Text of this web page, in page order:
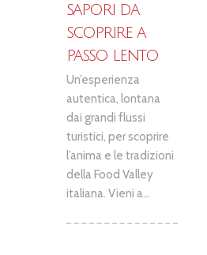
sapori da
scoprire a
passo lento
Un’esperienza
autentica, lontana
dai grandi flussi
turistici, per scoprire
l’anima e le tradizioni
della Food Valley
italiana. Vieni a...